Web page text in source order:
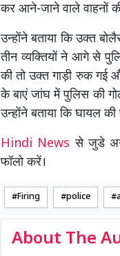
कर आने-जाने वाले वाहनों
उन्होंने बताया कि उक्त
तीन व्यक्तियों ने आगे से
की तो उक्त गाड़ी रुक गई
के बाएं जांघ में पुलिस की
उन्होंने बताया कि घायल
Hindi Newsसे जुडे
फॉलो करें।
Firing police
About The